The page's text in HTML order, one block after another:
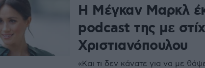
Η Μέγκαν Μαρκλ
podcast της με
Χριστιανόπουλου
«Και τι δεν κάνατε για να με